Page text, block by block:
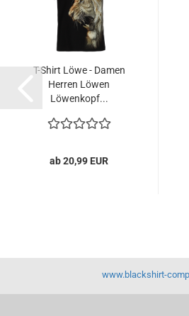
T-Shirt Löwe - Damen
Herren Löwen
Löwenkopf...
ab 20,99 EUR
www.blackshirt-